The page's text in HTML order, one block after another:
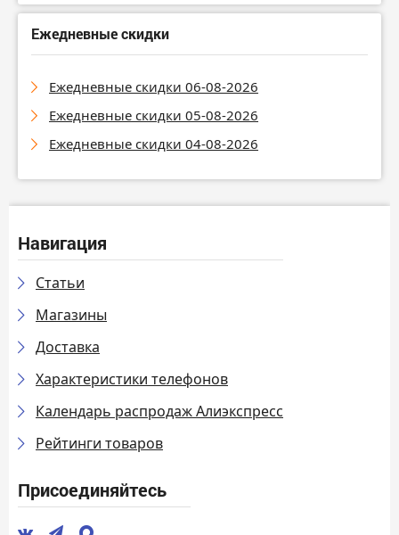
Ежедневные скидки
Ежедневные скидки 06-08-2026
Ежедневные скидки 05-08-2026
Ежедневные скидки 04-08-2026
Навигация
Статьи
Магазины
Доставка
Характеристики телефонов
Календарь распродаж Алиэкспресс
Рейтинги товаров
Присоединяйтесь